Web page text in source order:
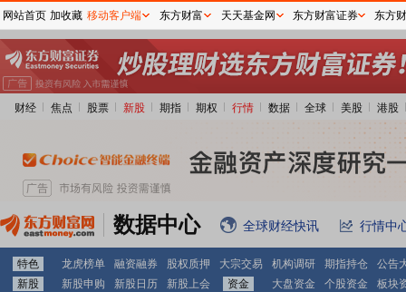
财经 焦点 股票 新股 期指 期权 行情 数据 全球 美股 港股
数据中心 全球财经快讯 行情中
特色 龙虎榜单 融资融券 股权质押 大宗交易 机构调研 期指持仓
公告
新股
新股申购 新股日历 新股上会 资金 大盘资金 个股资金 板块
网站首页 加收藏 移动客户端 东方财富 天天基金网 东方财富证券 东方